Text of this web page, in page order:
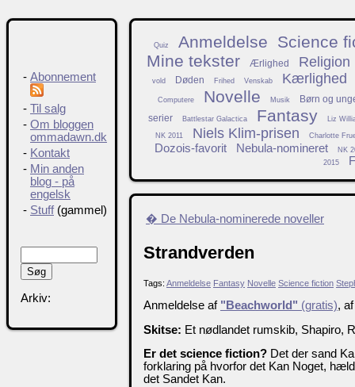
Quiz Anmeldelse
Science
Mine tekster
Ærlighed Religion
vold Døden Frihed Venskab Kærlighed
Computere Novelle Musik
Børn og
serier
Battlestar Galactica Fantasy Liz
NK 2011 Niels Klim-prisen Charlotte
Dozois-favorit Nebula-nomineret
NK
2015
� De Nebula-nominerede noveller
Strandverden
Tags: Anmeldelse Fantasy Novelle Science fiction
Anmeldelse af "Beachworld" (gratis),
Skitse: Et nødlandet rumskib, Shapiro,
Er det science fiction? Det der sand
forklaring på hvorfor det Kan Noget,
det Sandet Kan.
- Abonnement
- Til salg
- Om bloggen
ommadawn.dk
- Kontakt
- Min anden
blog - på
engelsk
- Stuff(gammel)
Arkiv: